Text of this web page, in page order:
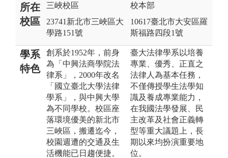
所在
校區
三峽校區
23741新北市三峽區大
學路151號
校本部
10617臺北市大安區羅
斯福路四段1號
學系
特色
創系於1952年，前身
為「中興法商學院法
律系」，2000年改名
「國立臺北大學法律
學系」，與中興大學
為不同學校。校區座
落環境優美的新北市
三峽區，搬遷迄今，
校園週遭的交通及生
活機能已日趨便捷。
臺大法律學系以培養
專業、優秀、正直之
法律人為基本任務，
不僅傳授學生法學知
識及養成專業能力，
在我國法學發展、民
主改革及社會正義轉
型等重大議題上，長
期以來均扮演重要地
位。